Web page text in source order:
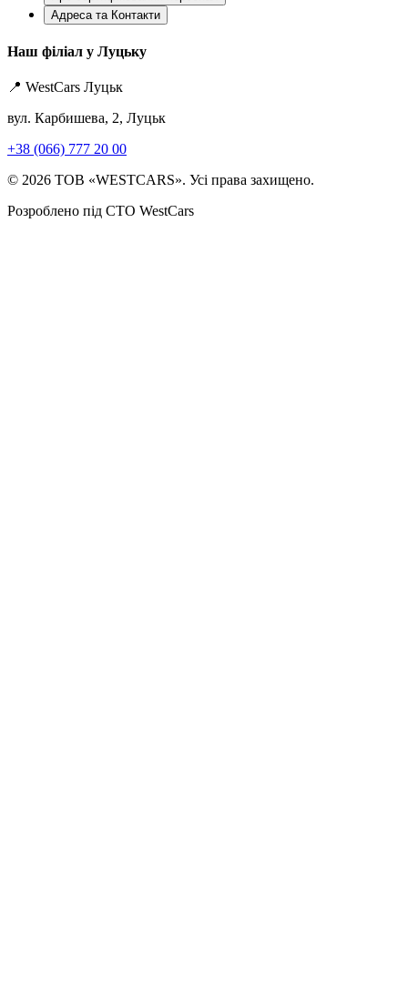
Адреса та Контакти
Наш філіал у Луцьку
📍 WestCars Луцьк
вул. Карбишева, 2, Луцьк
+38 (066) 777 20 00
© 2026 ТОВ «WESTCARS». Усі права захищено.
Розроблено під СТО WestCars